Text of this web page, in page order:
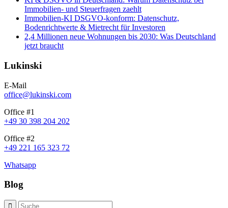
Immobilien- und Steuerfragen zaehlt
Immobilien-KI DSGVO-konform: Datenschutz,
Bodenrichtwerte & Mietrecht für Investoren
2,4 Millionen neue Wohnungen bis 2030: Was Deutschland
jetzt braucht
Lukinski
E-Mail
office@lukinski.com
Office #1
+49 30 398 204 202
Office #2
+49 221 165 323 72
Whatsapp
Blog